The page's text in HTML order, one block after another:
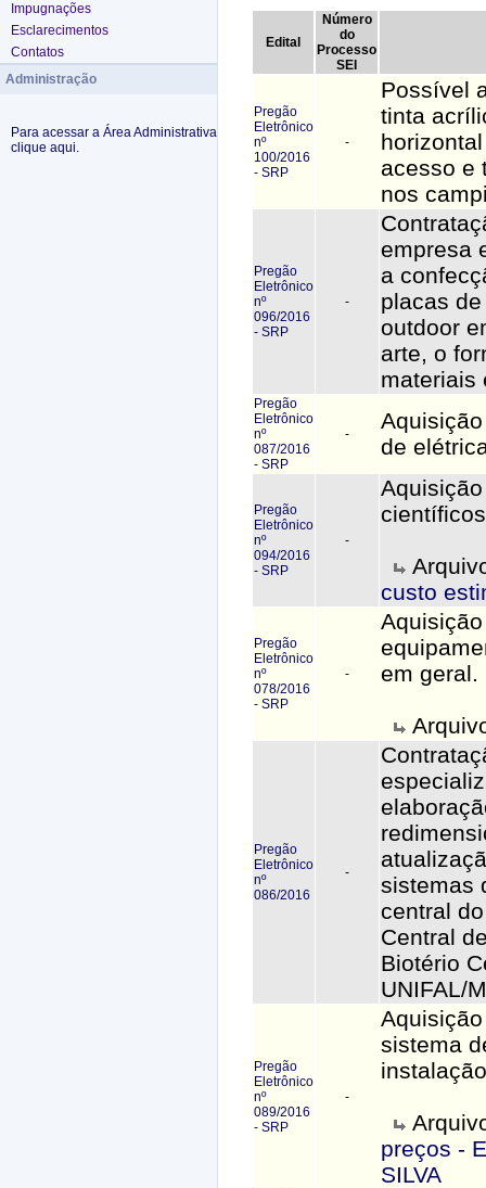
Impugnações
Esclarecimentos
Contatos
Administração
Para acessar a Área Administrativa
clique aqui.
Edital
Número
do
Processo
SEI
Pregão
Eletrônico
nº
100/2016
- SRP
-
Possível
tinta
acesso e
nos
Pregão
Eletrônico
nº
096/2016
- SRP
-
empresa
a
placas
outdoor
arte, o
materiais
Pregão
Eletrônico
nº
087/2016
- SRP
-
de
Pregão
Eletrônico
nº
094/2016
- SRP
-
custo
Pregão
Eletrônico
nº
078/2016
- SRP
-
em geral.
Pregão
Eletrônico
nº
086/2016
-
sistemas
central
Central
Biotério
UNIFAL/
Pregão
Eletrônico
nº
089/2016
- SRP
-
sistema
preços -
SILVA